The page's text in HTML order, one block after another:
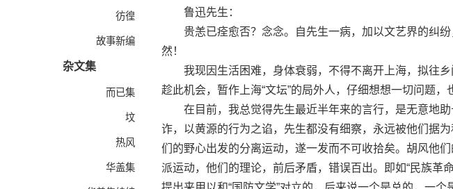
彷徨
故事新编
杂文集
而已集
坟
热风
华盖集
鲁迅先生：
贵恙已痊愈否？念念。自先生一病，加以文艺界的纠纷
然！
我现因生活困难，身体衰弱，不得不离开上海，拟往乡
趁此机会，暂作上海“文坛”的局外人，仔细想想一切问题，
在目前，我总觉得先生最近半年来的言行，是无意地助
诈，以黄源的行为之谄，先生都没有细察，永远被他们据
们的野心出发的分离运动，遂一发而不可收拾矣。胡风他
派运动，他们的理论，前后矛盾，错误百出。即如“民族革